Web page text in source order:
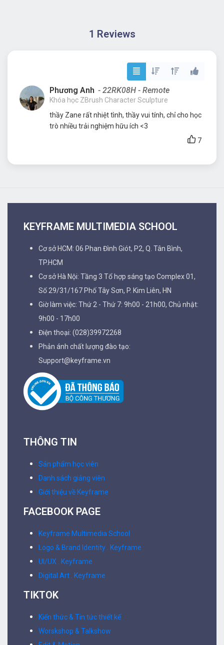
1 Reviews
Phương Anh - 22RK08H - Remote
Khóa học ZBrush Character Sculpture
thầy Zane rất nhiệt tình, thầy vui tính, chỉ cho học
trò nhiều trải nghiệm hữu ích <3
7
KEYFRAME MULTIMEDIA SCHOOL
Cơ sở HCM: 06 Phan Đình Giót, P2, Q. Tân Bình,
TP.HCM
Cơ sở Hà Nội: Tầng 3 Tổ hợp sáng tạo Complex 01,
Số 29/31/167 Phố Tây Sơn, P. Kim Liên, HN
Giờ làm việc: Thứ 2 - Thứ 7: 9h00 - 21h00, Chủ nhật:
9h00 - 17h00
Điện thoại: (028)39972268
Phản ánh chất lượng đào tạo:
Support@keyframe.vn
THÔNG TIN
Sản phẩm học viên
Danh sách giảng viên
Giới thiệu về Keyframe
FACEBOOK PAGE
Keyframe Multimedia School
Logo & Brand Identity . Keyframe
UI/UX . Keyframe
Digital Art . Keyframe
TIKTOK
Kiến thức & Tin tức thiết kế
Worskshop & Talkshow